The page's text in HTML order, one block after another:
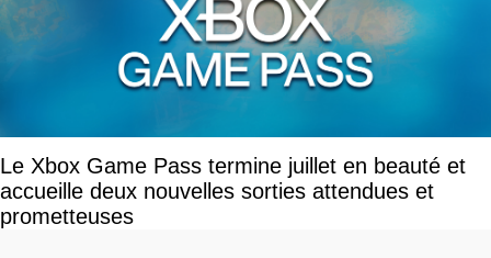
Le Xbox Game Pass termine juillet en beauté et
accueille deux nouvelles sorties attendues et
prometteuses